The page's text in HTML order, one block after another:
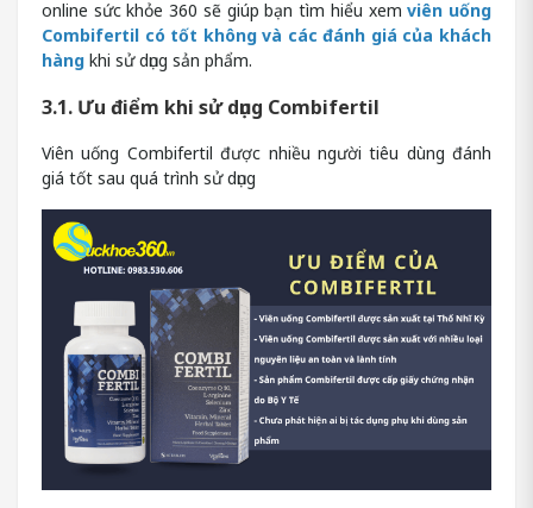
online sức khỏe 360 sẽ giúp bạn tìm hiểu xemviên uống
Combifertil có tốt không và các đánh giá của khách
hàng khi sử dụng sản phẩm.
3.1. Ưu điểm khi sử dụng Combifertil
Viên uống Combifertil được nhiều người tiêu dùng đánh
giá tốt sau quá trình sử dụng